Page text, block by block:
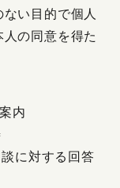
い目的で個人
の同意を得た
内
に対する回答